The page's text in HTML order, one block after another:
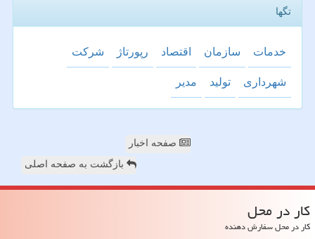
تگها
خدمات سازمان اقتصاد رپورتاژ شركت
شهرداری تولید مدیر
صفحه اخبار
بازگشت به صفحه اصلی
كار در محل
کار در محل سفارش دهنده